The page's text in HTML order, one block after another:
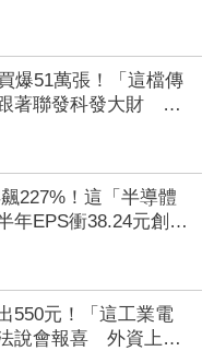
旺下半年
爆51萬張！「這檔傳
著聯發科發大財 打
營收創新高
227%！這「半導體
年EPS衝38.24元創新
求火力全開
550元！「這工業電
說會報喜 外資上調